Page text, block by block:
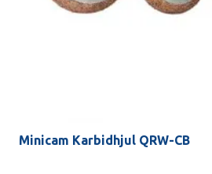
Minicam Karbidhjul QRW-CB